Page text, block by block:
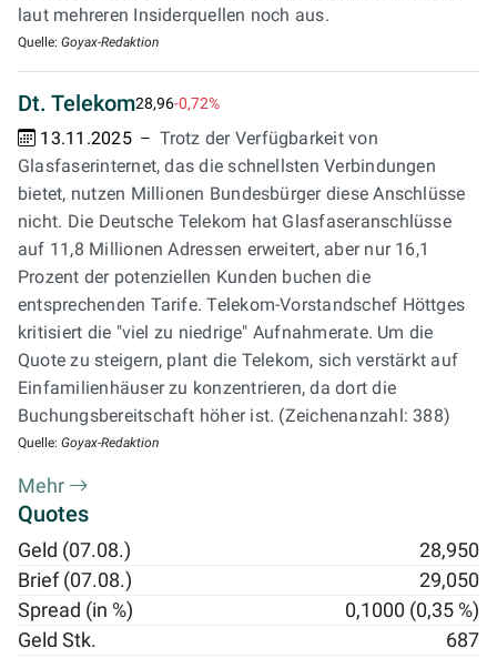
laut mehreren Insiderquellen noch aus.
Quelle: Goyax-Redaktion
Dt. Telekom28,96-0,72%
13.11.2025
Trotz der Verfügbarkeit von
Glasfaserinternet, das die schnellsten Verbindungen
bietet, nutzen Millionen Bundesbürger diese Anschlüsse
nicht. Die Deutsche Telekom hat Glasfaseranschlüsse
auf 11,8 Millionen Adressen erweitert, aber nur 16,1
Prozent der potenziellen Kunden buchen die
entsprechenden Tarife. Telekom-Vorstandschef Höttges
kritisiert die "viel zu niedrige" Aufnahmerate. Um die
Quote zu steigern, plant die Telekom, sich verstärkt auf
Einfamilienhäuser zu konzentrieren, da dort die
Buchungsbereitschaft höher ist. (Zeichenanzahl: 388)
Quelle: Goyax-Redaktion
Mehr
Quotes
Geld (07.08.)
28,950
Brief (07.08.)
29,050
Spread (in %)
0,1000 (0,35 %)
Geld Stk.
687